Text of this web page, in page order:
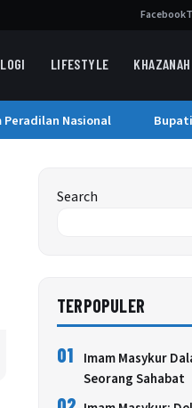
Facebook
LIFESTYLE KHAZANAH
Nasional Bupati
Search
TERPOPULER
01
Imam Masykur
Seorang Sahabat